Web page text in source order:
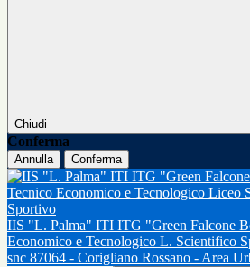
Chiudi
Conferma
Annulla Conferma
IIS "L. Palma" ITI ITG "Green Falcone
Economico e Tecnologico L. Scientifico
snc 87064 - Corigliano Rossano - Area